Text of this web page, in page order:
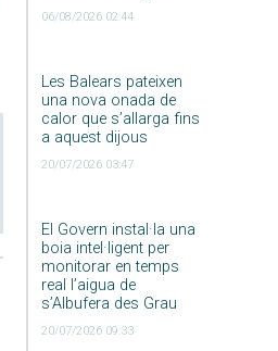
06/08/2026 02:44
Les Balears pateixen
una nova onada de
calor que s’allarga fins
a aquest dijous
20/07/2026 03:47
El Govern instal·la una
boia intel·ligent per
monitorar en temps
real l’aigua de
s’Albufera des Grau
20/07/2026 09:33